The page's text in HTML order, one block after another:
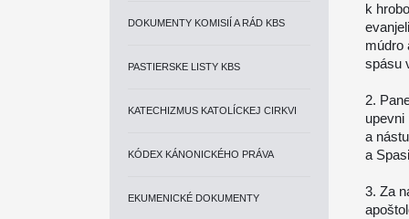
DOKUMENTY KOMISIÍ A RÁD KBS
PASTIERSKE LISTY KBS
KATECHIZMUS KATOLÍCKEJ CIRKVI
KÓDEX KÁNONICKÉHO PRÁVA
EKUMENICKÉ DOKUMENTY
k
múdro
spásu
2.
upevni
a
a
3. Za